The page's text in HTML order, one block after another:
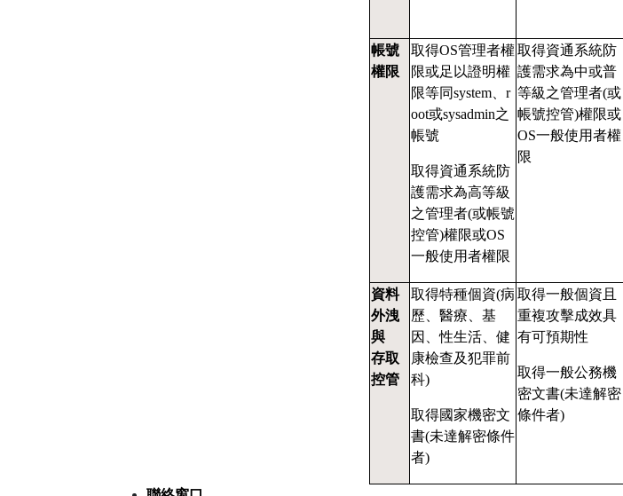
帳號
權限
取得OS管理者權
限或足以證明權
限等同system、r
oot或sysadmin之
帳號
取得資通系統防
護需求為高等級
之管理者(或帳號
控管)權限或OS
一般使用者權限
取得資通系統防
護需求為中或普
等級之管理者(或
帳號控管)權限或
OS一般使用者權
限
資料
外洩
與
存取
控管
取得特種個資(病
歷、醫療、基
因、性生活、健
康檢查及犯罪前
科)
取得國家機密文
書(未達解密條件
者)
取得一般個資且
重複攻擊成效具
有可預期性
取得一般公務機
密文書(未達解密
條件者)